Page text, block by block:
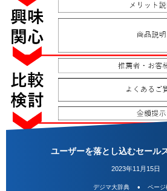
ユーザーを落とし込むセール
2023年11月15日
デジマ大辞典 ページ